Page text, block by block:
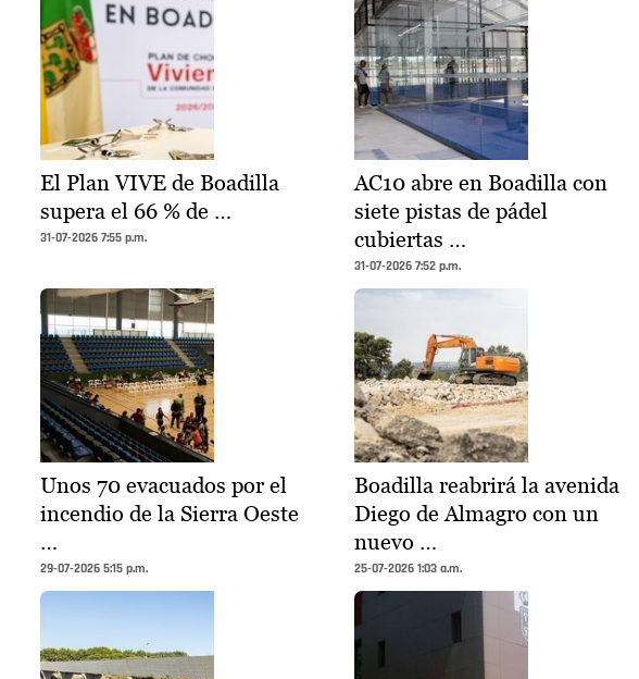
El Plan VIVE de Boadilla
supera el 66 % de …
31-07-2026 7:55 p.m.
AC10 abre en Boadilla con
siete pistas de pádel
cubiertas …
31-07-2026 7:52 p.m.
Unos 70 evacuados por el
incendio de la Sierra Oeste
…
29-07-2026 5:15 p.m.
Boadilla reabrirá la avenida
Diego de Almagro con un
nuevo …
25-07-2026 1:03 a.m.